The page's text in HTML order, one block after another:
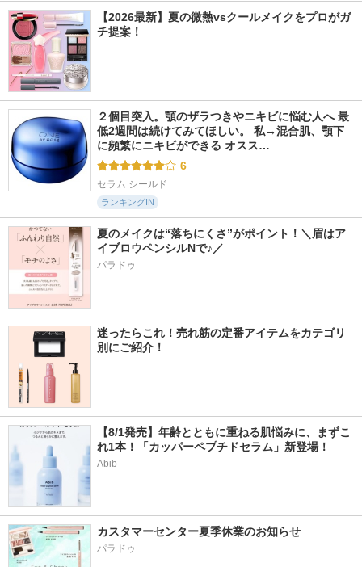
【2026最新】夏の微熱vsクールメイクをプロがガ
チ提案！
２個目突入。顎のザラつきやニキビに悩む人へ 最
低2週間は続けてみてほしい。 私→混合肌、顎下
に頻繁にニキビができる オスス…
6
セラム シールド
ランキングIN
夏のメイクは“落ちにくさ”がポイント！＼眉はア
イブロウペンシルNで♪／
パラドゥ
迷ったらこれ！売れ筋の定番アイテムをカテゴリ
別にご紹介！
【8/1発売】年齢とともに重ねる肌悩みに、まずこ
れ1本！「カッパーペプチドセラム」新登場！
Abib
カスタマーセンター夏季休業のお知らせ
パラドゥ